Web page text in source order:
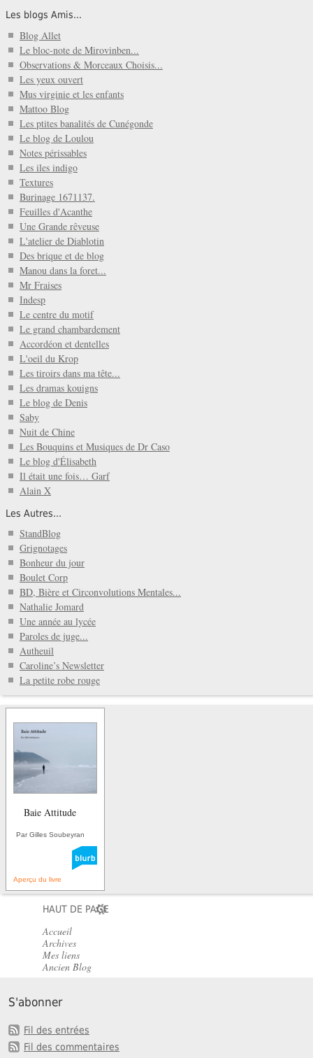
Les blogs Amis...
Blog Allet
Le bloc-note de Mirovinben...
Observations & Morceaux Choisis...
Les yeux ouvert
Mus virginie et les enfants
Mattoo Blog
Les ptites banalités de Cunégonde
Le blog de Loulou
Notes périssables
Les iles indigo
Textures
Burinage 1671137.
Feuilles d'Acanthe
Une Grande rêveuse
L'atelier de Diablotin
Des brique et de blog
Manou dans la foret...
Mr Fraises
Indesp
Le centre du motif
Le grand chambardement
Accordéon et dentelles
L'oeil du Krop
Les tiroirs dans ma tête...
Les dramas kouigns
Le blog de Denis
Saby
Nuit de Chine
Les Bouquins et Musiques de Dr Caso
Le blog d'Élisabeth
Il était une fois… Garf
Alain X
Les Autres...
StandBlog
Grignotages
Bonheur du jour
Boulet Corp
BD, Bière et Circonvolutions Mentales...
Nathalie Jomard
Une année au lycée
Paroles de juge...
Autheuil
Caroline’s Newsletter
La petite robe rouge
Baie Attitude
Par Gilles Soubeyran
Aperçu du livre
HAUT DE PAGE
Accueil
Archives
Mes liens
Ancien Blog
S'abonner
Fil des entrées
Fil des commentaires